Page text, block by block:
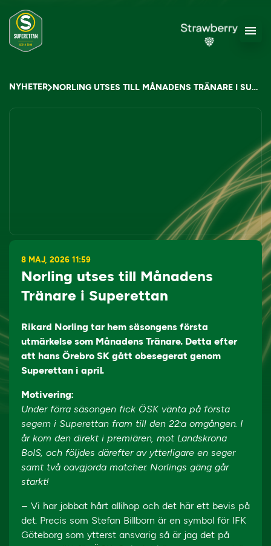
NYHETER NORLING UTSES TILL MÅNADENS TRÄNARE I SUPERETTAN
8 MAJ, 2026 11:59
Norling utses till Månadens
Tränare i Superettan
Rikard Norling tar hem säsongens första
utmärkelse som Månadens Tränare. Detta efter
att hans Örebro SK gått obesegerat genom
Superettan i april.
Motivering:
Under förra säsongen fick ÖSK vänta på första
segern i Superettan fram till den 22:a omgången. I
år kom den direkt i premiären, mot Landskrona
BoIS, och följdes därefter av ytterligare en seger
samt två oavgjorda matcher. Norlings gäng går
starkt!
– Vi har jobbat hårt allihop och det här ett bevis på
det. Precis som Stefan Billborn är en symbol för IFK
Göteborg som ytterst ansvarig så är jag det på